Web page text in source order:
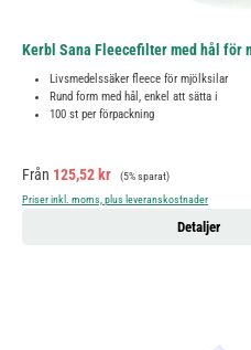
Kerbl Sana Fleecefilter med hål för
Livsmedelssäker fleece för mjölksilar
Rund form med hål, enkel att sätta i
100 st per förpackning
Försäljningspris:
Från 125,52 kr Ordinarie pris:
(5% sparat)
Priser inkl. moms, plus leveranskostnader
Detaljer